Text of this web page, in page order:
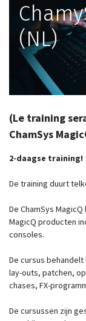
(NL)
(Le training
ChamSys
2-daagse training!
De training duurt
De ChamSys
MagicQ producten
consoles.
De cursus
lay-outs, patchen,
chases, FX-
De cursussen zijn